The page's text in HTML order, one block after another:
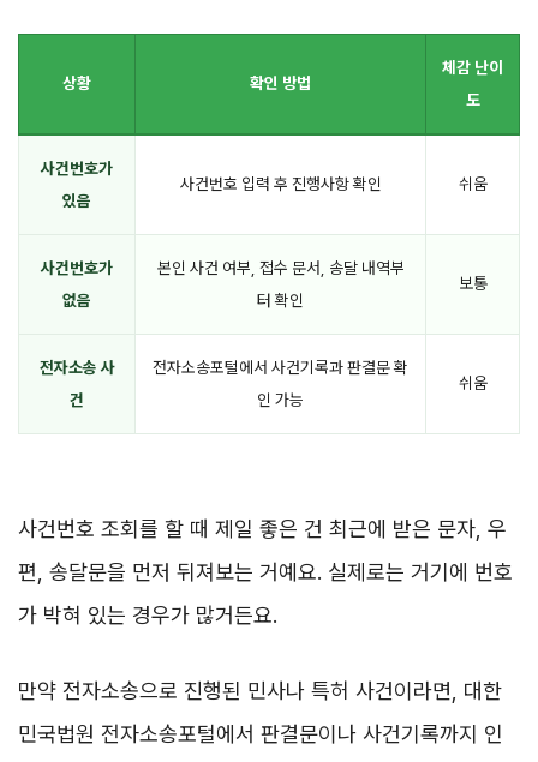
상황 확인 방법
체감 난이
도
사건번호가
있음
사건번호 입력 후 진행사항 확인 쉬움
사건번호가
없음
본인 사건 여부, 접수 문서, 송달 내역부
터 확인
보통
전자소송 사
건
전자소송포털에서 사건기록과 판결문 확
인 가능
쉬움
사건번호 조회를 할 때 제일 좋은 건 최근에 받은 문자, 우
편, 송달문을 먼저 뒤져보는 거예요. 실제로는 거기에 번호
가 박혀 있는 경우가 많거든요.
만약 전자소송으로 진행된 민사나 특허 사건이라면, 대한
민국법원 전자소송포털에서 판결문이나 사건기록까지 인